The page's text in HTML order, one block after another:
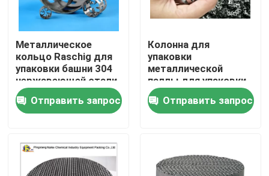
Домой
Видеозаписи
Металлическое
кольцо Raschig для
упаковки башни 304
нержавеющей стали
кольцо Raschig
Отправить запрос
Колонна для
упаковки
металлической
паллы для упаковки
38 мм для
дистилляции
Отправить запрос